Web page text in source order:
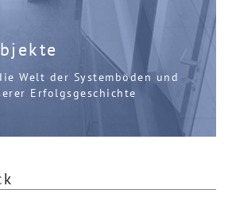
Welt der Systemböden und
Erfolgsgeschichte